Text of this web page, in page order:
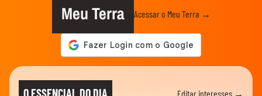
Meu Terra Acessar o Meu Terra →
O ESSENCIAL DO DIA Editar interesses →